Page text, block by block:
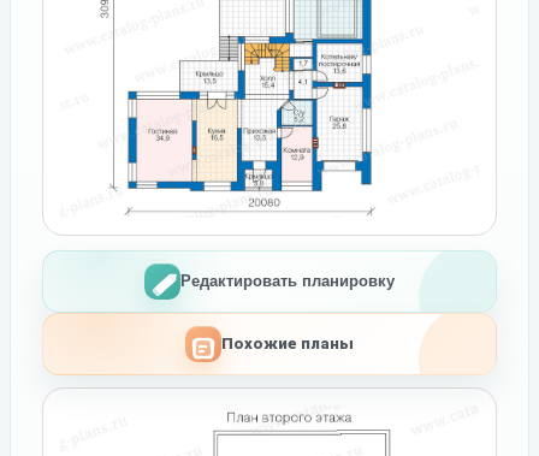
Редактировать планировку
Похожие планы